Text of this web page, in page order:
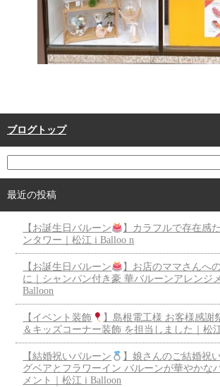
ブログトップ
最近の投稿
【お誕生日バルーン
】カラフルで存在感
ンタワー｜松江 i Balloo n
【お誕生日バルーン
】お店のママさんへ
に｜シャンパン付き豪 華バルーンアレンジ
Balloon
【イベント装飾
】島根電工様 お客様感謝
＆キッズコーナー装飾 を担当しました｜松
【結婚祝いバルーン
】娘さんのご結婚祝
グベアとフラワーイン バルーンが華やかな
メント｜松江 i Balloon